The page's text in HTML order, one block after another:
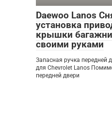
Daewoo Lanos
установка
крышки
своими руками
Запасная ручка передней
для Chevrolet Lanos
передней двери